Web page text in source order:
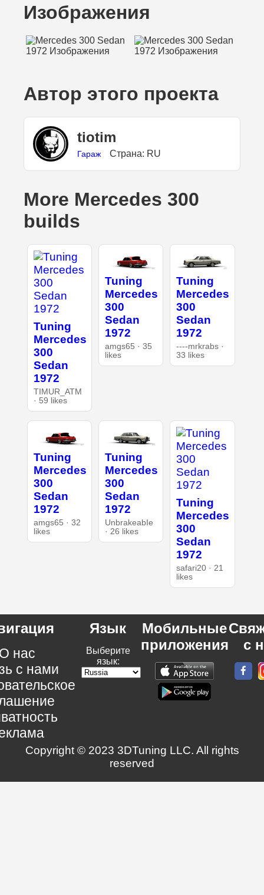
Изображения
Автор этого проекта
tiotim
Гараж Страна: RU
More Mercedes 300
builds
Tuning
Mercedes
300
Sedan
1972
TIMUR_ATM
· 59 likes
Tuning
Mercedes
300
Sedan
1972
amgs65 · 35
likes
Tuning
Mercedes
300
Sedan
1972
----mrkrabs ·
33 likes
Tuning
Mercedes
300
Sedan
1972
amgs65 · 32
likes
Tuning
Mercedes
300
Sedan
1972
UnbrakeabIe
· 26 likes
Tuning
Mercedes
300
Sedan
1972
safari20 · 21
likes
нас
с нами
Язык
Выберите
язык:
Мобильные
приложения
с
Copyright © 2023 3DTuning LLC. All rights
reserved